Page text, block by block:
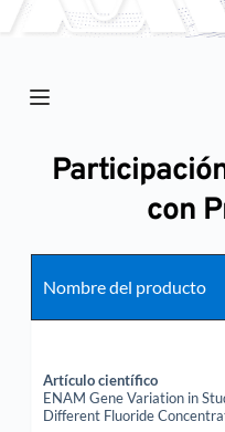
con
Nombre del producto
Artículo científico
ENAM Gene Variation in
Different Fluoride